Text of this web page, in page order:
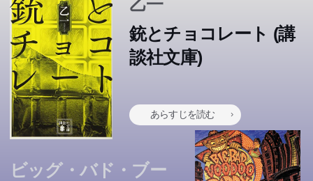
乙一
銃とチョコレート (講
談社文庫)
あらすじを読む
ビッグ・バド・ブー